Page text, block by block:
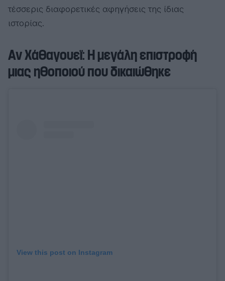
τέσσερις διαφορετικές αφηγήσεις της ίδιας
ιστορίας.
Αν Χάθαγουεϊ: Η μεγάλη επιστροφή
μιας ηθοποιού που δικαιώθηκε
View this post on Instagram